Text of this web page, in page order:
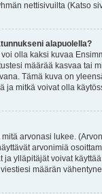
nettisivuilta (Katso
alapuolella?
olla kaksi kuvaa
määrää kasvaa tai
Tämä kuva on
ja mitkä voivat olla
arvonasi lukee.
arvonimiä
ja ylläpitäjät voivat
määrän